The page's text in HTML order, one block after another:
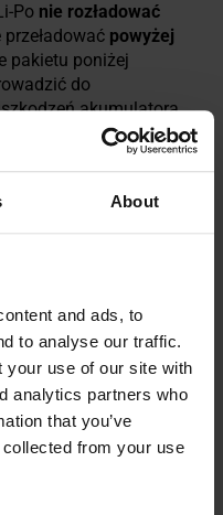
About
and ads, to
to analyse our traffic.
your use of our site with
analytics partners who
that you’ve
from your use
Po nie rozładować
powyżej
pakietu poniżej
do
akumulatora.
Li-Po
wyłącznie
ładować w